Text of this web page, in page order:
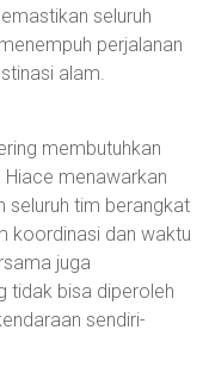
seluruh
perjalanan
alam.
membutuhkan
menawarkan
seluruh tim berangkat
koordinasi dan waktu
juga
tidak bisa diperoleh
sendiri-